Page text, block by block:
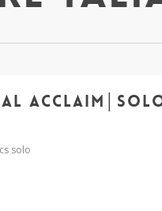
solo